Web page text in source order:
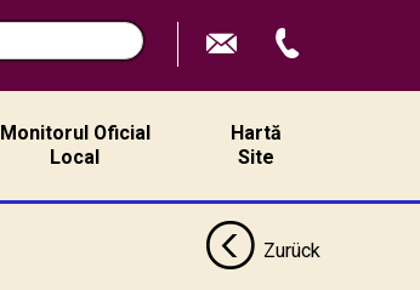
Monitorul Oficial
Local
Hartă
Site
Zurück